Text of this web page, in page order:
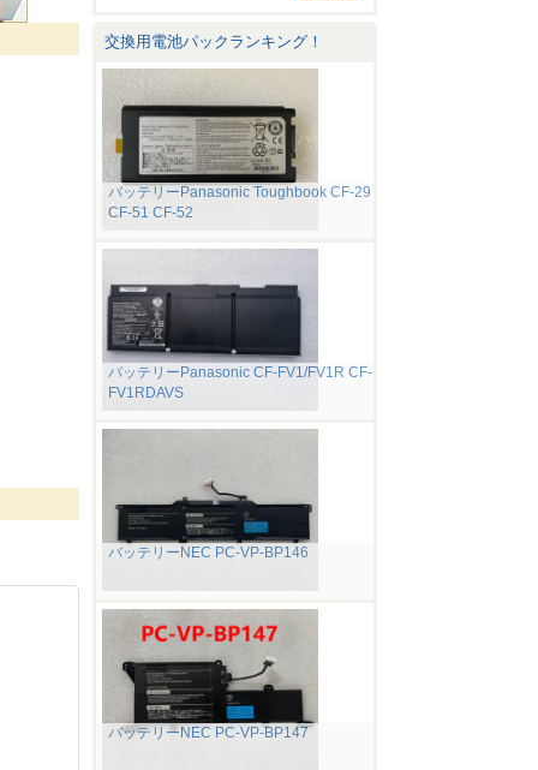
交換用電池パックランキング！
バッテリーPanasonic Toughbook CF-29
CF-51 CF-52
バッテリーPanasonic CF-FV1/FV1R CF-
FV1RDAVS
バッテリーNEC PC-VP-BP146
バッテリーNEC PC-VP-BP147